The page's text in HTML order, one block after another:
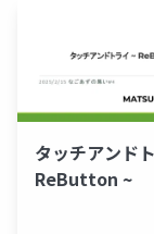
タッチアンド
ReButton ~